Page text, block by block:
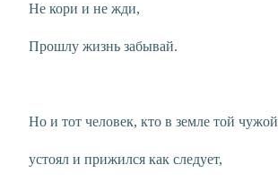
Не кори и не жди,
Прошлу жизнь забывай.
Но и тот человек, кто в земле той чужой
устоял и прижился как следует,